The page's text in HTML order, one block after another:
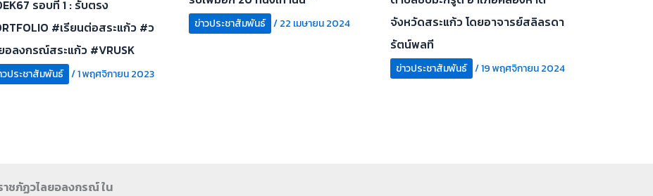
รอบที่ 1 : รับตรง
#เรียนต่อสระแก้ว #ว
อลงกรณ์สระแก้ว #VRUSK
วประชาสัมพันธ์ /1 พฤศจิกายน 2023
ข่าวประชาสัมพันธ์ /22 เมษายน 2024
จังหวัดสระแก้ว โดยอาจารย์สลิลรดา
รัตน์พลที
ข่าวประชาสัมพันธ์ /19 พฤศจิกายน 2024
าชภัฏวไลยอลงกรณ์ ใน